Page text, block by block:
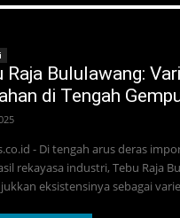
Raja Bululawang:
di Tengah
- Di tengah arus deras
rekayasa industri, Tebu Raja
eksistensinya sebagai